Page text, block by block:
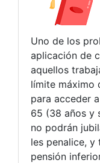
Uno de los
aplicación de
aquellos
límite máximo
para acceder
65 (38 años y
no podrán
les penalice, y
pensión